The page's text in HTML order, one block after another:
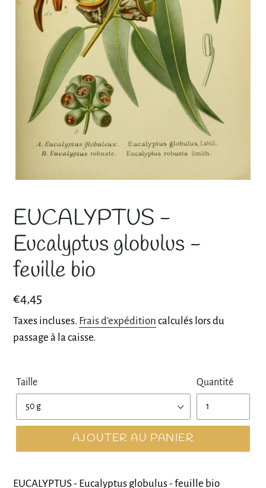
EUCALYPTUS -
Eucalyptus globulus -
feuille bio
Prix
normal
€4,45
Taxes incluses. Frais d'expédition calculés lors du
passage à la caisse.
Taille Quantité
AJOUTER AU PANIER
EUCALYPTUS - Eucalyptus globulus - feuille bio